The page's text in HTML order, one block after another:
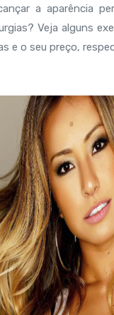
a aparência
Veja alguns
e o seu preço,